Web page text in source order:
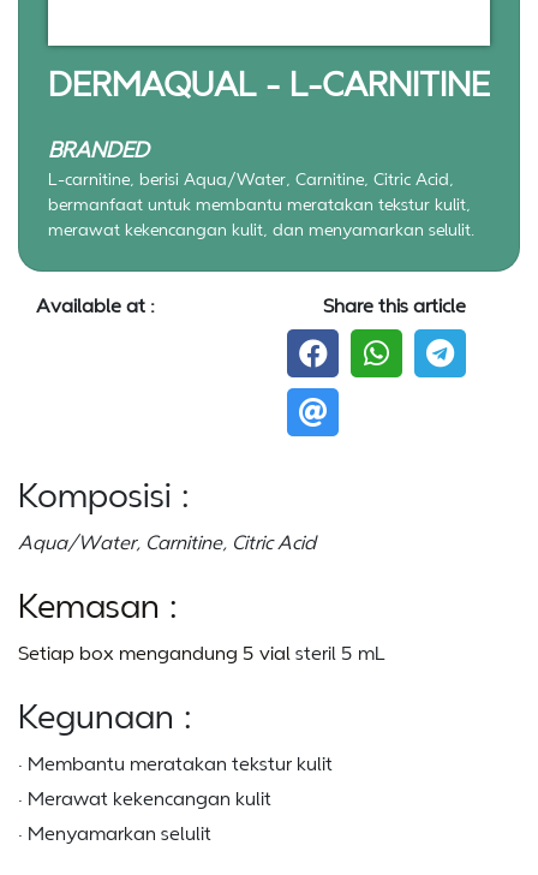
DERMAQUAL - L-CARNITINE
BRANDED
L-carnitine, berisi Aqua/Water, Carnitine, Citric Acid,
bermanfaat untuk membantu meratakan tekstur kulit,
merawat kekencangan kulit, dan menyamarkan selulit.
Available at : Share this article
Komposisi :
Aqua/Water, Carnitine, Citric Acid
Kemasan :
Setiap box mengandung 5 vial steril 5 mL
Kegunaan :
· Membantu meratakan tekstur kulit
· Merawat kekencangan kulit
· Menyamarkan selulit